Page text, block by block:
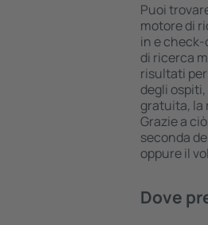
Puoi
motore di
in e
di ricerca
risultati
degli
gratuita, la
Grazie a
seconda
oppure il
Dove